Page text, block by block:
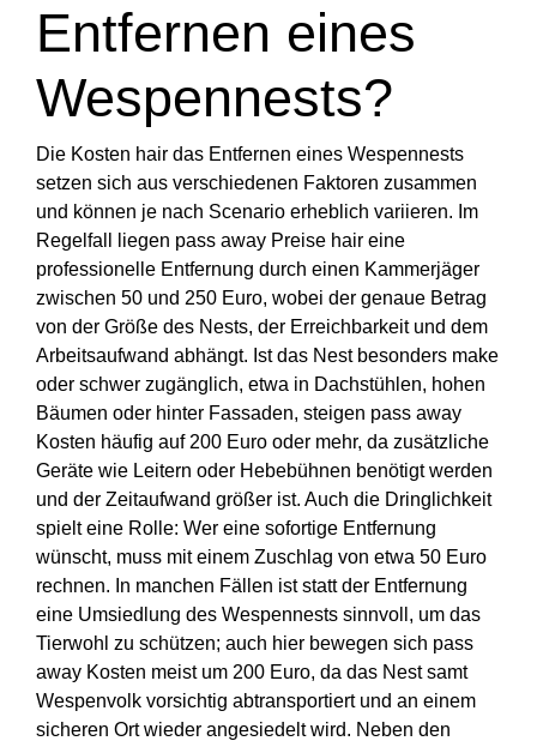
Entfernen eines
Wespennests?
Die Kosten hair das Entfernen eines Wespennests
setzen sich aus verschiedenen Faktoren zusammen
und können je nach Scenario erheblich variieren. Im
Regelfall liegen pass away Preise hair eine
professionelle Entfernung durch einen Kammerjäger
zwischen 50 und 250 Euro, wobei der genaue Betrag
von der Größe des Nests, der Erreichbarkeit und dem
Arbeitsaufwand abhängt. Ist das Nest besonders make
oder schwer zugänglich, etwa in Dachstühlen, hohen
Bäumen oder hinter Fassaden, steigen pass away
Kosten häufig auf 200 Euro oder mehr, da zusätzliche
Geräte wie Leitern oder Hebebühnen benötigt werden
und der Zeitaufwand größer ist. Auch die Dringlichkeit
spielt eine Rolle: Wer eine sofortige Entfernung
wünscht, muss mit einem Zuschlag von etwa 50 Euro
rechnen. In manchen Fällen ist statt der Entfernung
eine Umsiedlung des Wespennests sinnvoll, um das
Tierwohl zu schützen; auch hier bewegen sich pass
away Kosten meist um 200 Euro, da das Nest samt
Wespenvolk vorsichtig abtransportiert und an einem
sicheren Ort wieder angesiedelt wird. Neben den